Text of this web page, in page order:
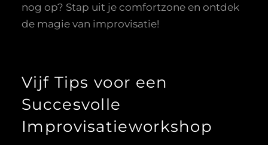
nog op? Stap uit je comfortzone en ontdek
de magie van improvisatie!
Vijf Tips voor een
Succesvolle
Improvisatieworkshop